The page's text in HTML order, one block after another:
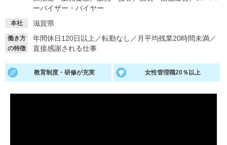
就活ノウハウ・サポート
就活ノウハウが満載！ お役立ち記事・相談室など
適職診断 就活チャンネル
ーバイザー・バイヤー
本社 滋賀県
働き方
の特徴
年間休日120日以上 ／転勤なし ／ 月平均残業20時間未満／
直接感謝される仕事
教育制度・研修が充実 女性管理職20％以上